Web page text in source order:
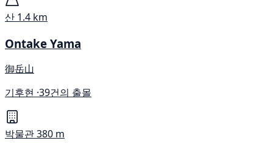
산 1.4 km
Ontake Yama
御岳山
기후현 ·39건의 출몰
박물관380 m